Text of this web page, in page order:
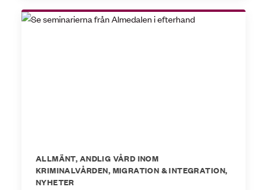
ALLMÄNT, ANDLIG VÅRD INOM
KRIMINALVÅRDEN, MIGRATION & INTEGRATION,
NYHETER